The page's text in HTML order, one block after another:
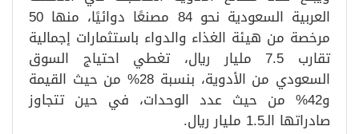
العربية السعودية نحو 84 مصنعًا دوائيًا، منها 50
مرخصة من هيئة الغذاء والدواء باستثمارات إجمالية
تقارب 7.5 مليار ريال، تغطي احتياج السوق
السعودي من الأدوية، بنسبة 28% من حيث القيمة
و42% من حيث عدد الوحدات، في حين تتجاوز
صادراتها الـ1.5 مليار ريال.